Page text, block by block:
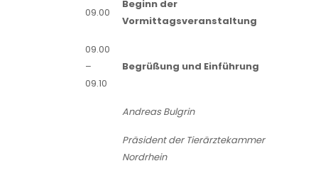
09.00
Beginn der
Vormittagsveranstaltung
09.00
–
09.10
Begrüßung und Einführung
Andreas Bulgrin
Präsident der Tierärztekammer
Nordrhein